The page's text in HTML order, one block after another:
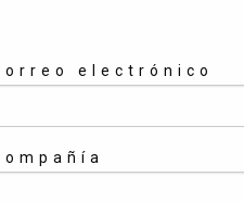
electrónico